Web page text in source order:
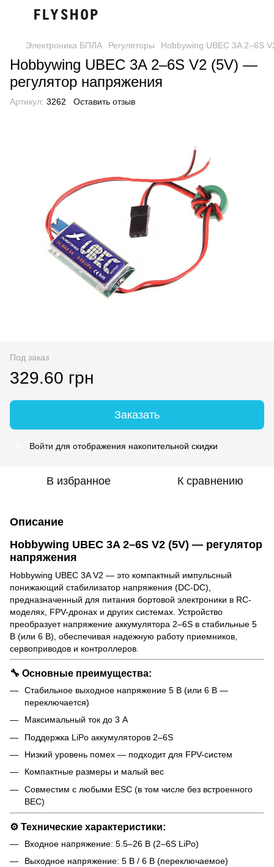
Электроника БПЛА Регуляторы Hobbywing UBEC 3A 2–6S
Hobbywing UBEC 3A 2–6S V2 (5V) —
регулятор напряжения
Артикул: 3262 Оставить отзыв
Под заказ
329.60 грн
Заказать
Войти для отображения накопительной скидки
В избранное К сравнению
Описание
Hobbywing UBEC 3A 2–6S V2 (5V) — регулятор
напряжения
Hobbywing UBEC 3A V2 — это компактный импульсный
понижающий стабилизатор напряжения (DC-DC),
предназначенный для питания бортовой электроники в RC-
моделях, FPV-дронах и других системах. Устройство
преобразует напряжение аккумулятора 2–6S в стабильные 5
В (или 6 В), обеспечивая надежную работу приемников,
сервоприводов и контроллеров.
🔧 Основные преимущества:
Стабильное выходное напряжение 5 В (или 6 В —
переключается)
Максимальный ток до 3 А
Поддержка LiPo аккумуляторов 2–6S
Низкий уровень помех — подходит для FPV-систем
Компактные размеры и малый вес
Совместим с любыми ESC (в том числе без встроенного
BEC)
⚙️ Технические характеристики:
Входное напряжение: 5.5–26 В (2–6S LiPo)
Выходное напряжение: 5 В / 6 В (переключаемое)